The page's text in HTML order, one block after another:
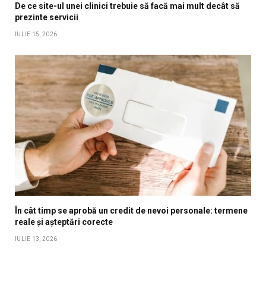
De ce site-ul unei clinici trebuie să facă mai mult decât să
prezinte servicii
IULIE 15, 2026
În cât timp se aprobă un credit de nevoi personale: termene
reale și așteptări corecte
IULIE 13, 2026